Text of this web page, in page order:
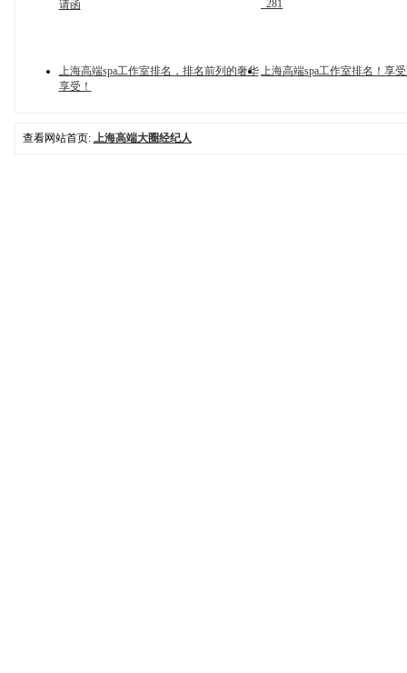
请函
_281
上海高端spa工作室排名，排名前列的奢华
享受！
上海高端spa工作室排名！享
查看网站首页: 上海高端大圈经纪人